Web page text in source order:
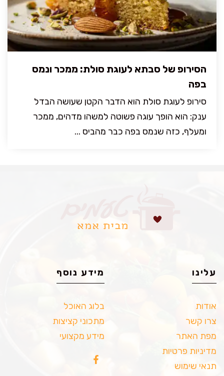
הסירופ של סבתא לעוגת סולת: ממכר ונמס
בפה
סירופ לעוגת סולת הוא הדבר הקטן שעושה הבדל
ענק: הוא הופך עוגה פשוטה למשהו מדהים, ממכר
ומעלף, כזה שנמס בפה כבר מהביס ...
עלינו
אודות
צרו קשר
מפת האתר
מדיניות פרטיות
תנאי שימוש
מידע נוסף
בלוג האוכל
מתכוני קציצות
מידע מקצועי